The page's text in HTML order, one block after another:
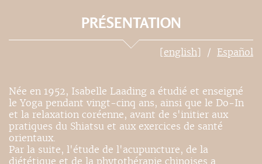
PRÉSENTATION
[english] Español
Née en 1952, Isabelle Laading a étudié et enseigné
le Yoga pendant vingt-cinq ans, ainsi que le Do-In
et la relaxation coréenne, avant de s'initier aux
pratiques du Shiatsu et aux exercices de santé
orientaux.
Par la suite, l'étude de l'acupuncture, de la
diététique et de la phytothérapie chinoises a